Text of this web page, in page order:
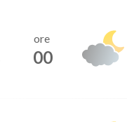
ore
00